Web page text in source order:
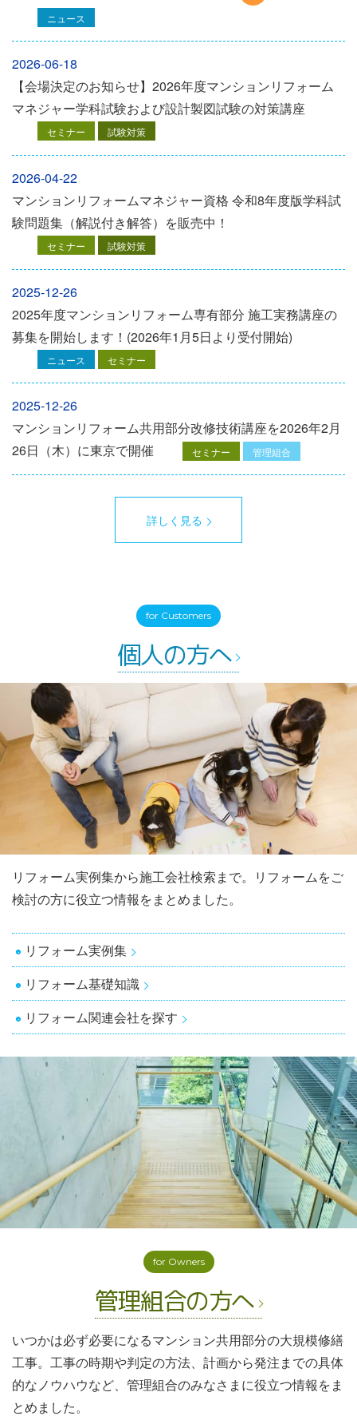
ニュース
2026-06-18
【会場決定のお知らせ】2026年度マンションリフォーム
マネジャー学科試験および設計製図試験の対策講座
セミナー 試験対策
2026-04-22
マンションリフォームマネジャー資格 令和8年度版学科試
験問題集（解説付き解答）を販売中！
セミナー 試験対策
2025-12-26
2025年度マンションリフォーム専有部分 施工実務講座の
募集を開始します！(2026年1月5日より受付開始)
ニュース セミナー
2025-12-26
マンションリフォーム共用部分改修技術講座を2026年2月
26日（木）に東京で開催
セミナー 管理組合
詳しく見る
for Customers
個人の方へ
リフォーム実例集から施工会社検索まで。リフォームをご
検討の方に役立つ情報をまとめました。
リフォーム実例集
リフォーム基礎知識
リフォーム関連会社を探す
for Owners
管理組合の方へ
いつかは必ず必要になるマンション共用部分の大規模修繕
工事。工事の時期や判定の方法、計画から発注までの具体
的なノウハウなど、管理組合のみなさまに役立つ情報をま
とめました。